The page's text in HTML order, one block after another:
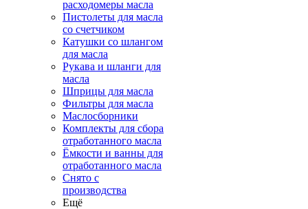
расходомеры масла
Пистолеты для масла
со счетчиком
Катушки со шлангом
для масла
Рукава и шланги для
масла
Шприцы для масла
Фильтры для масла
Маслосборники
Комплекты для сбора
отработанного масла
Ёмкости и ванны для
отработанного масла
Снято с
производства
Ещё